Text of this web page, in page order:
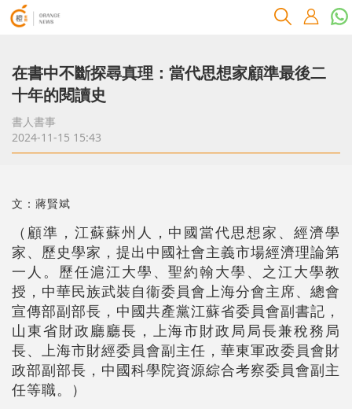
在書中不斷探尋真理：當代思想家顧準最後二
十年的閱讀史
書人書事
2024-11-15 15:43
文：蔣賢斌
（顧準，江蘇蘇州人，中國當代思想家、經濟學
家、歷史學家，提出中國社會主義市場經濟理論第
一人。歷任滬江大學、聖約翰大學、之江大學教
授，中華民族武裝自衞委員會上海分會主席、總會
宣傳部副部長，中國共產黨江蘇省委員會副書記，
山東省財政廳廳長，上海市財政局局長兼稅務局
長、上海市財經委員會副主任，華東軍政委員會財
政部副部長，中國科學院資源綜合考察委員會副主
任等職。）